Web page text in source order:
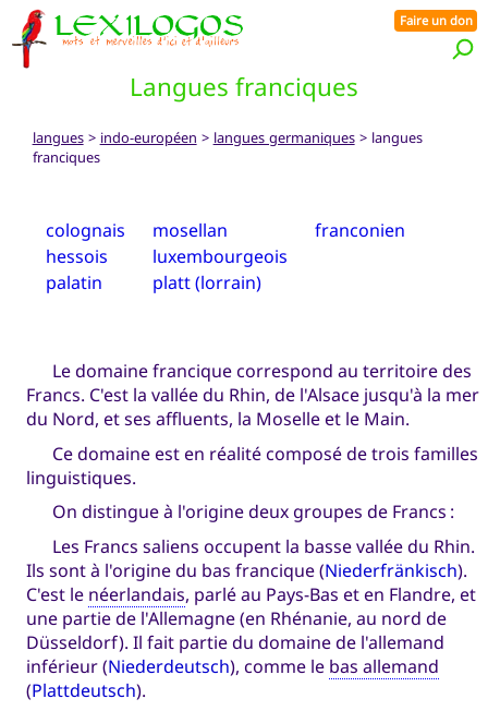
Langues franciques
Faire un don
langues> indo-européen > langues germaniques> langues
franciques
colognais
hessois
palatin
mosellan
luxembourgeois
platt (lorrain)
franconien
Le domaine francique correspond au territoire des
Francs. C'est la vallée du Rhin, de l'Alsace jusqu'à la mer
du Nord, et ses affluents, la Moselle et le Main.
Ce domaine est en réalité composé de trois familles
linguistiques.
On distingue à l'origine deux groupes de Francs :
Les Francs saliens occupent la basse vallée du Rhin.
Ils sont à l'origine du bas francique (Niederfränkisch).
C'est le néerlandais, parlé au Pays-Bas et en Flandre, et
une partie de l'Allemagne (en Rhénanie, au nord de
Düsseldorf). Il fait partie du domaine de l'allemand
inférieur (Niederdeutsch), comme le bas allemand
(Plattdeutsch).